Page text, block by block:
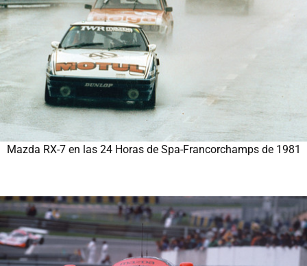
Mazda RX-7 en las 24 Horas de Spa-Francorchamps de 1981